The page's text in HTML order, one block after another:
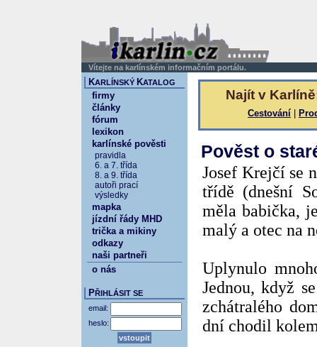
Vítejte na karlínském informačním portálu.
Najít v
Cestování
Pověst o
Josef Krejčí se
třídě (dnešní
měla babička,
malý a otec na
Uplynulo
Jednou, když
zchátralého
dní chodil
KARLÍNSKÝ KATALOG
firmy
články
fórum
lexikon
karlínské pověsti
pravidla
6. a 7. třída
8. a 9. třída
autoři prací
výsledky
mapka
jízdní řády MHD
trička a mikiny
odkazy
naši partneři
o nás
PŘIHLÁSIT SE
email:
heslo: